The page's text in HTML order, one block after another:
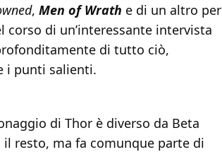
, Men of Wrath e di un altro per
corso di un’interessante intervista
di tutto ciò,
i punti salienti.
di Thor è diverso da Beta
il resto, ma fa comunque parte di